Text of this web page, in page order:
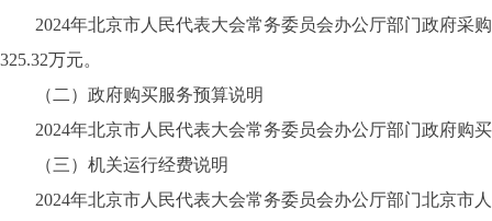
2024年北京市人民代表大会常务委员会办公厅部门政府采购
325.32万元。
（二）政府购买服务预算说明
2024年北京市人民代表大会常务委员会办公厅部门政府购买
（三）机关运行经费说明
2024年北京市人民代表大会常务委员会办公厅部门北京市人